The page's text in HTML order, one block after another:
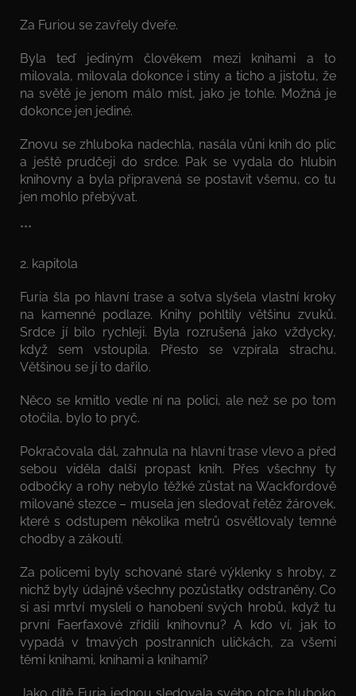
Za Furiou se zavřely dveře.
Byla teď jediným člověkem mezi knihami a to
milovala, milovala dokonce i stíny a ticho a jistotu, že
na světě je jenom málo míst, jako je tohle. Možná je
dokonce jen jediné.
Znovu se zhluboka nadechla, nasála vůni knih do plic
a ještě prudčeji do srdce. Pak se vydala do hlubin
knihovny a byla připravená se postavit všemu, co tu
jen mohlo přebývat.
***
2. kapitola
Furia šla po hlavní trase a sotva slyšela vlastní kroky
na kamenné podlaze. Knihy pohltily většinu zvuků.
Srdce jí bilo rychleji. Byla rozrušená jako vždycky,
když sem vstoupila. Přesto se vzpírala strachu.
Většinou se jí to dařilo.
Něco se kmitlo vedle ní na polici, ale než se po tom
otočila, bylo to pryč.
Pokračovala dál, zahnula na hlavní trase vlevo a před
sebou viděla další propast knih. Přes všechny ty
odbočky a rohy nebylo těžké zůstat na Wackfordově
milované stezce – musela jen sledovat řetěz žárovek,
které s odstupem několika metrů osvětlovaly temné
chodby a zákoutí.
Za policemi byly schované staré výklenky s hroby, z
nichž byly údajně všechny pozůstatky odstraněny. Co
si asi mrtví mysleli o hanobení svých hrobů, když tu
první Faerfaxové zřídili knihovnu? A kdo ví, jak to
vypadá v tmavých postranních uličkách, za všemi
těmi knihami, knihami a knihami?
Jako dítě Furia jednou sledovala svého otce hluboko